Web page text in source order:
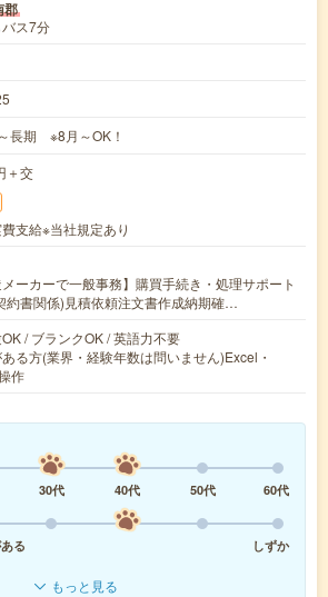
郡
ス7分
長期 ※8月～OK！
＋交
支給※当社規定あり
メーカーで一般事務】購買手続き・処理サポート
約書関係)見積依頼注文書作成納期確…
/ ブランクOK / 英語力不要
る方(業界・経験年数は問いません)Excel・
作
30代 40代 50代
60代
る
しずか
もっと見る